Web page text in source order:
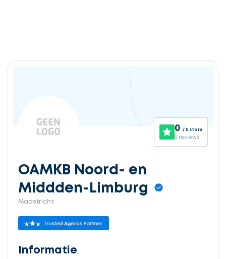
0 / 5 stars
0 reviews
OAMKB Noord- en
Middden-Limburg
Maastricht
Informatie